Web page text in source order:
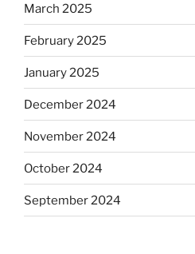
March 2025
February 2025
January 2025
December 2024
November 2024
October 2024
September 2024